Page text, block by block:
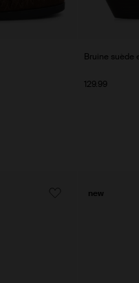
Bruine suède
129.99
new